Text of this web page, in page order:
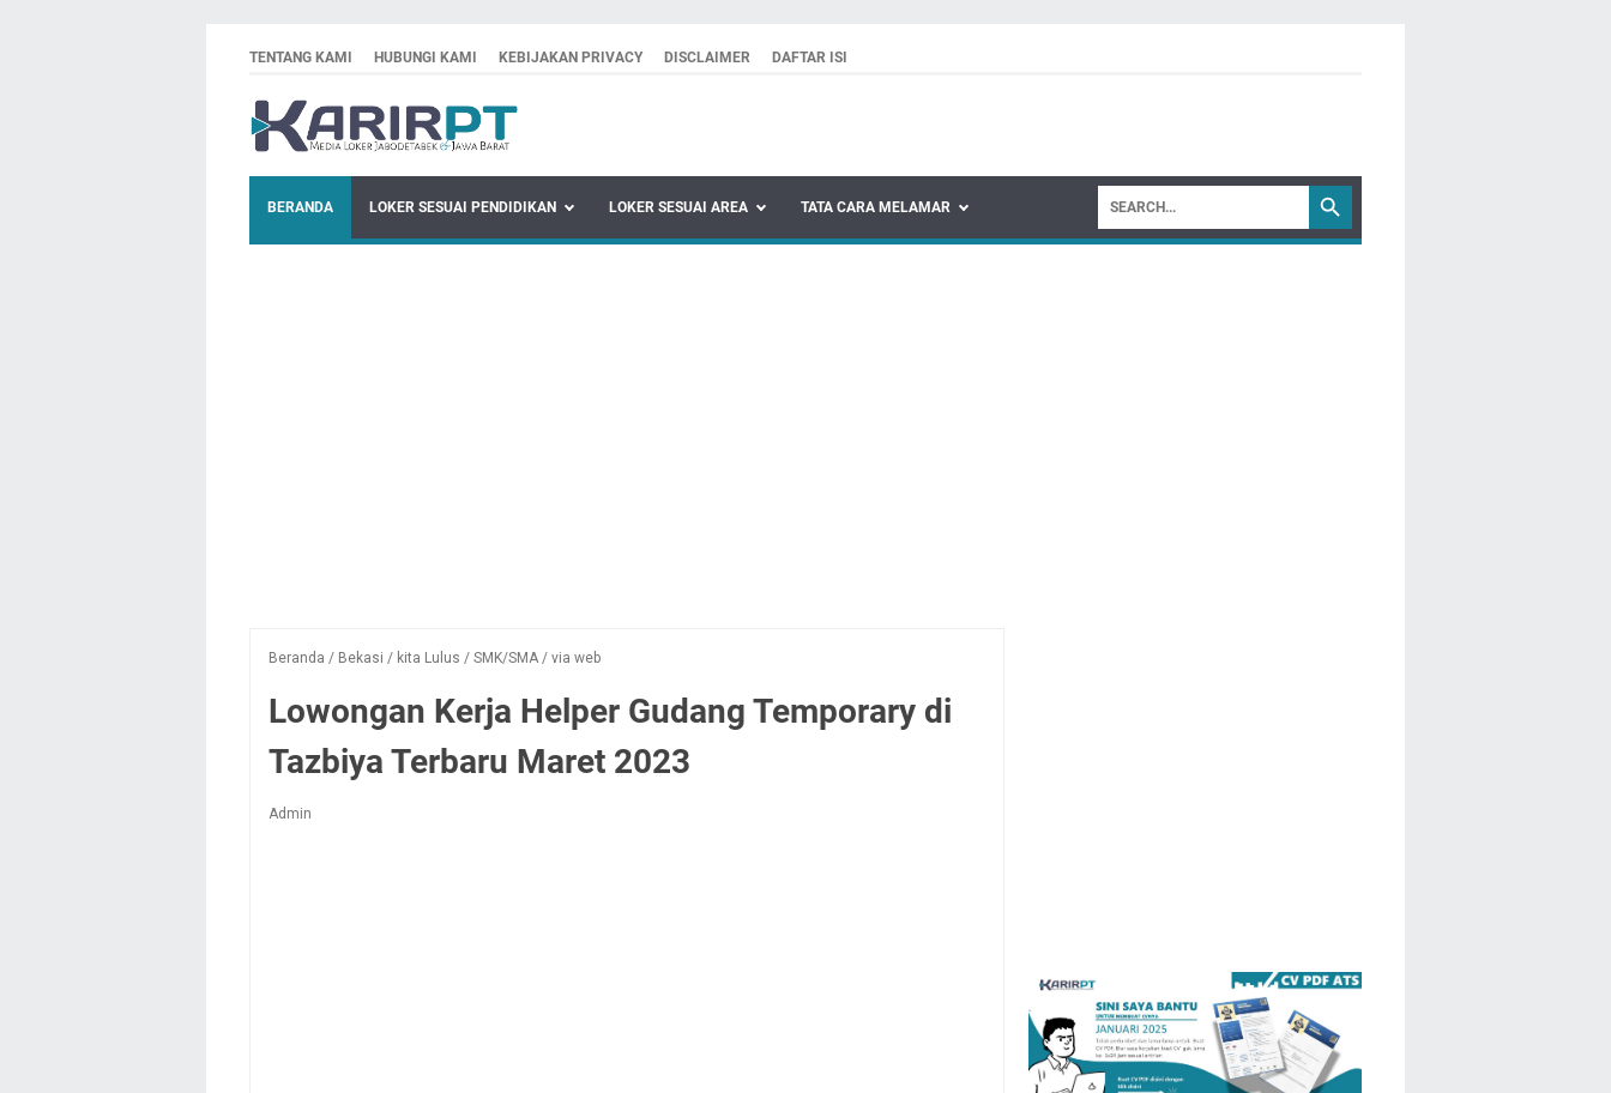
TENTANG KAMI HUBUNGI KAMI KEBIJAKAN PRIVACY DISCLAIMER DAFTAR ISI
BERANDA LOKER SESUAI PENDIDIKAN LOKER SESUAI AREA TATA CARA MELAMAR
Beranda / Bekasi / kita Lulus / SMK/SMA / via web
Lowongan Kerja Helper Gudang Temporary di
Tazbiya Terbaru Maret 2023
Admin